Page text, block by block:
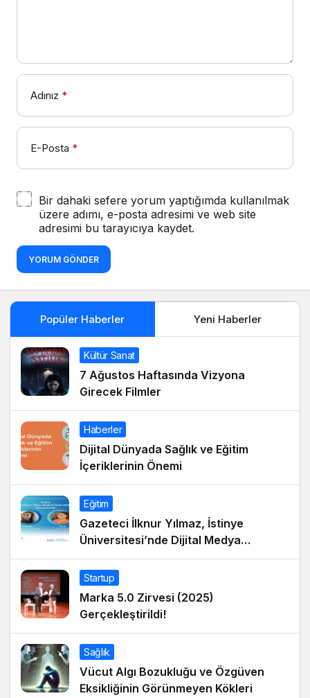
Adınız *
E-Posta *
Bir dahaki sefere yorum yaptığımda kullanılmak
üzere adımı, e-posta adresimi ve web site
adresimi bu tarayıcıya kaydet.
YORUM GÖNDER
Popüler Haberler Yeni Haberler
Kültür Sanat
7 Ağustos Haftasında Vizyona
Girecek Filmler
Haberler
Dijital Dünyada Sağlık ve Eğitim
İçeriklerinin Önemi
Eğitim
Gazeteci İlknur Yılmaz, İstinye
Üniversitesi’nde Dijital Medya
Okuryazarlığı Dersinin Konuğu Oldu
Startup
Marka 5.0 Zirvesi (2025)
Gerçekleştirildi!
Sağlık
Vücut Algı Bozukluğu ve Özgüven
Eksikliğinin Görünmeyen Kökleri